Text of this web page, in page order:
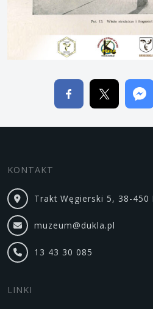
KONTAKT
Trakt Węgierski 5, 38-450
muzeum@dukla.pl
13 43 30 085
LINKI